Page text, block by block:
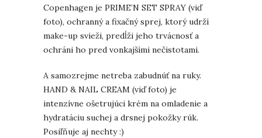
Copenhagen je PRIME’N SET SPRAY (viď
foto), ochranný a fixačný sprej, ktorý udrží
make-up svieži, predĺži jeho trvácnosť a
ochráni ho pred vonkajšími nečistotami.
A samozrejme netreba zabudnúť na ruky.
HAND & NAIL CREAM (viď foto) je
intenzívne ošetrujúci krém na omladenie a
hydratáciu suchej a drsnej pokožky rúk.
Posiľňuje aj nechty :)